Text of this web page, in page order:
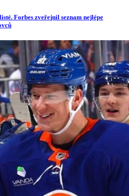
Forbes zveřejnil seznam nejlépe